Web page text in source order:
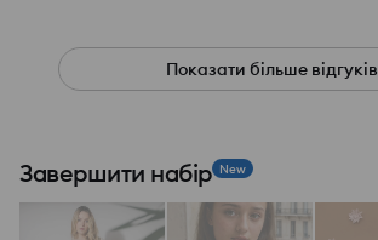
Показати більше відгуків
Завершити набір New